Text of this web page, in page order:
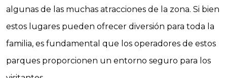
algunas de las muchas atracciones de la zona. Si bien
estos lugares pueden ofrecer diversión para toda la
familia, es fundamental que los operadores de estos
parques proporcionen un entorno seguro para los